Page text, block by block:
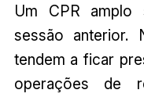
Um CPR amplo
sessão anterior.
tendem a ficar
operações de